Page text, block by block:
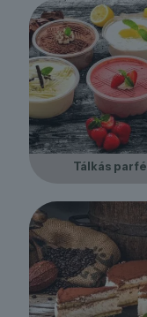
Tálkás parfé